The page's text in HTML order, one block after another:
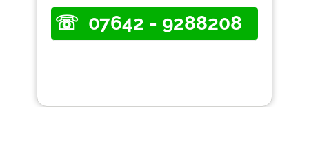
07642 - 9288208